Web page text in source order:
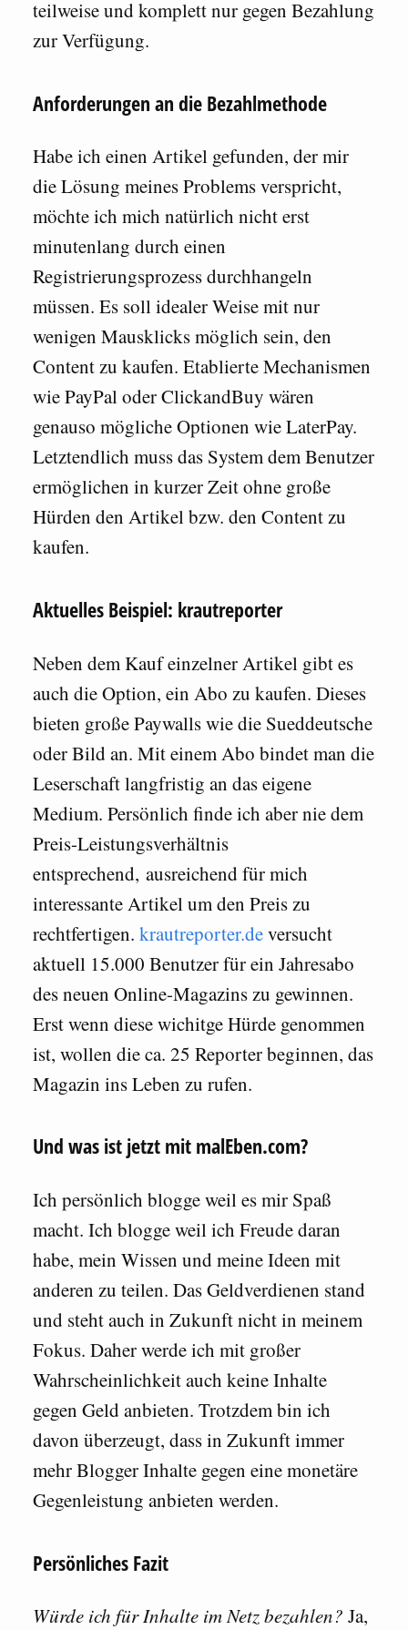
teilweise und komplett nur gegen Bezahlung
zur Verfügung.
Anforderungen an die Bezahlmethode
Habe ich einen Artikel gefunden, der mir
die Lösung meines Problems verspricht,
möchte ich mich natürlich nicht erst
minutenlang durch einen
Registrierungsprozess durchhangeln
müssen. Es soll idealer Weise mit nur
wenigen Mausklicks möglich sein, den
Content zu kaufen. Etablierte Mechanismen
wie PayPal oder ClickandBuy wären
genauso mögliche Optionen wie LaterPay.
Letztendlich muss das System dem Benutzer
ermöglichen in kurzer Zeit ohne große
Hürden den Artikel bzw. den Content zu
kaufen.
Aktuelles Beispiel: krautreporter
Neben dem Kauf einzelner Artikel gibt es
auch die Option, ein Abo zu kaufen. Dieses
bieten große Paywalls wie die Sueddeutsche
oder Bild an. Mit einem Abo bindet man die
Leserschaft langfristig an das eigene
Medium. Persönlich finde ich aber nie dem
Preis-Leistungsverhältnis
entsprechend, ausreichend für mich
interessante Artikel um den Preis zu
rechtfertigen. krautreporter.deversucht
aktuell 15.000 Benutzer für ein Jahresabo
des neuen Online-Magazins zu gewinnen.
Erst wenn diese wichitge Hürde genommen
ist, wollen die ca. 25 Reporter beginnen, das
Magazin ins Leben zu rufen.
Und was ist jetzt mit malEben.com?
Ich persönlich blogge weil es mir Spaß
macht. Ich blogge weil ich Freude daran
habe, mein Wissen und meine Ideen mit
anderen zu teilen. Das Geldverdienen stand
und steht auch in Zukunft nicht in meinem
Fokus. Daher werde ich mit großer
Wahrscheinlichkeit auch keine Inhalte
gegen Geld anbieten. Trotzdem bin ich
davon überzeugt, dass in Zukunft immer
mehr Blogger Inhalte gegen eine monetäre
Gegenleistung anbieten werden.
Persönliches Fazit
Würde ich für Inhalte im Netz bezahlen? Ja,